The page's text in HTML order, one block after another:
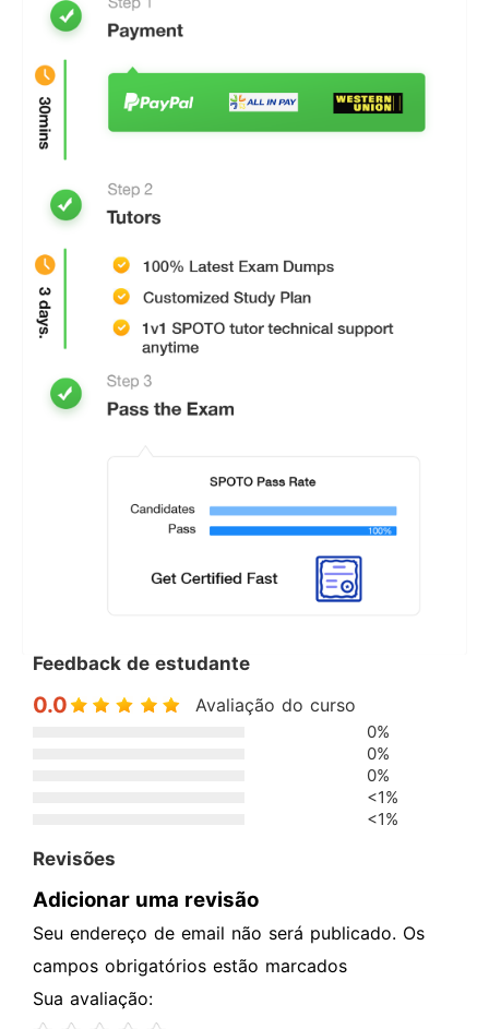
Feedback de estudante
0.0 Avaliação do curso
0%
0%
0%
<1%
<1%
Revisões
Adicionar uma revisão
Seu endereço de email não será publicado. Os
campos obrigatórios estão marcados
Sua avaliação: